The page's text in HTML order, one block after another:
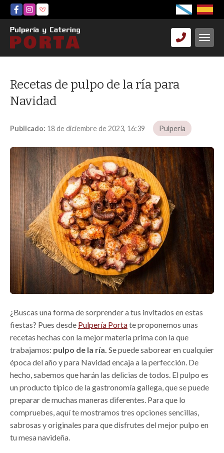
Recetas de pulpo de la ría para
Navidad
Publicado: 18 de diciembre de 2023, 16:39 Pulpería
¿Buscas una forma de sorprender a tus invitados en estas
fiestas? Pues desde Pulpería Portate proponemos unas
recetas hechas con la mejor materia prima con la que
trabajamos: pulpo de la ría. Se puede saborear en cualquier
época del año y para Navidad encaja a la perfección. De
hecho, sabemos que harán las delicias de todos. El pulpo es
un producto típico de la gastronomía gallega, que se puede
preparar de muchas maneras diferentes. Para que lo
compruebes, aquí te mostramos tres opciones sencillas,
sabrosas y originales para que disfrutes del mejor pulpo en
tu mesa navideña.